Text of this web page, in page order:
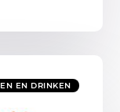
EN DRINKEN